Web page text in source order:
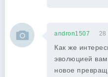
andron1507 28
Как же
эволюцией
новое